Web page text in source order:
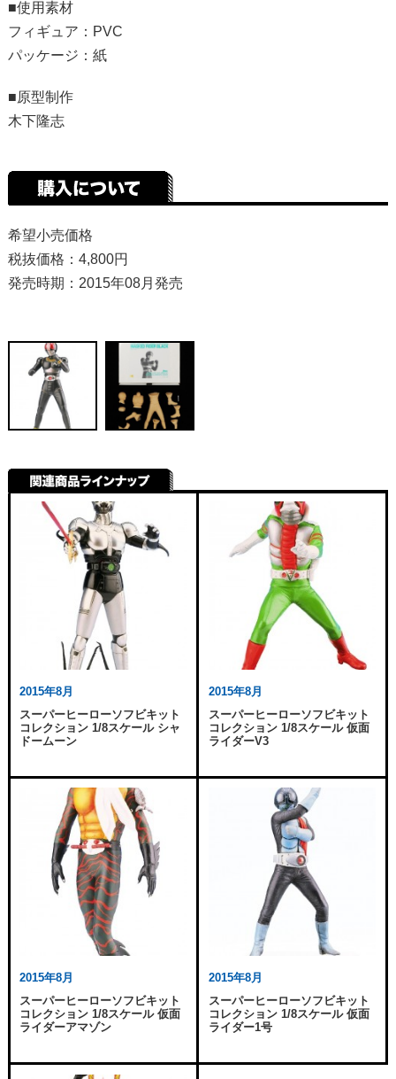
■使用素材
フィギュア：PVC
パッケージ：紙
■原型制作
木下隆志
希望小売価格
税抜価格：4,800円
発売時期：2015年08月発売
2015年8月
スーパーヒーローソフビキット
コレクション 1/8スケール シャ
ドームーン
2015年8月
スーパーヒーローソフビキット
コレクション 1/8スケール 仮面
ライダーV3
2015年8月
スーパーヒーローソフビキット
コレクション 1/8スケール 仮面
ライダーアマゾン
2015年8月
スーパーヒーローソフビキット
コレクション 1/8スケール 仮面
ライダー1号